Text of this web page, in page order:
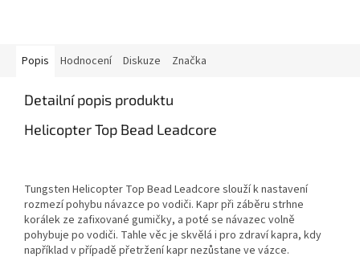
Popis Hodnocení Diskuze Značka
Detailní popis produktu
Helicopter Top Bead Leadcore
Tungsten Helicopter Top Bead Leadcore slouží k nastavení
rozmezí pohybu návazce po vodiči. Kapr při záběru strhne
korálek ze zafixované gumičky, a poté se návazec volně
pohybuje po vodiči. Tahle věc je skvělá i pro zdraví kapra, kdy
například v případě přetržení kapr nezůstane ve vázce.